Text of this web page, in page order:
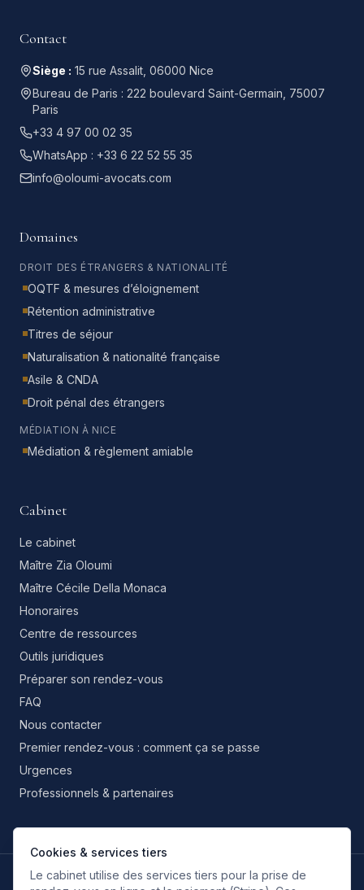
Cookies & services tiers
Le cabinet utilise des services tiers pour la prise de
Contact
Siège : 15 rue Assalit, 06000 Nice
Bureau de Paris : 222 boulevard Saint-Germain, 75007
Paris
+33 4 97 00 02 35
WhatsApp : +33 6 22 52 55 35
info@oloumi-avocats.com
Domaines
DROIT DES ÉTRANGERS & NATIONALITÉ
OQTF & mesures d’éloignement
Rétention administrative
Titres de séjour
Naturalisation & nationalité française
Asile & CNDA
Droit pénal des étrangers
MÉDIATION À NICE
Médiation & règlement amiable
Cabinet
Le cabinet
Maître Zia Oloumi
Maître Cécile Della Monaca
Honoraires
Centre de ressources
Outils juridiques
Préparer son rendez-vous
FAQ
Nous contacter
Premier rendez-vous : comment ça se passe
Urgences
Professionnels & partenaires
LANGUES DE TRAVAIL